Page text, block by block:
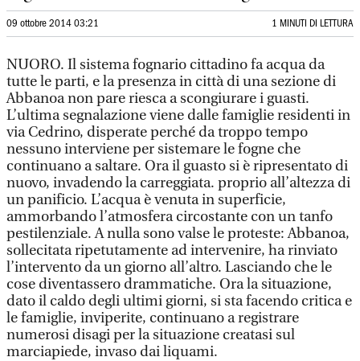
09 ottobre 2014 03:21 1 MINUTI DI LETTURA
NUORO. Il sistema fognario cittadino fa acqua da
tutte le parti, e la presenza in città di una sezione di
Abbanoa non pare riesca a scongiurare i guasti.
L’ultima segnalazione viene dalle famiglie residenti in
via Cedrino, disperate perché da troppo tempo
nessuno interviene per sistemare le fogne che
continuano a saltare. Ora il guasto si è ripresentato di
nuovo, invadendo la carreggiata. proprio all’altezza di
un panificio. L’acqua è venuta in superficie,
ammorbando l’atmosfera circostante con un tanfo
pestilenziale. A nulla sono valse le proteste: Abbanoa,
sollecitata ripetutamente ad intervenire, ha rinviato
l’intervento da un giorno all’altro. Lasciando che le
cose diventassero drammatiche. Ora la situazione,
dato il caldo degli ultimi giorni, si sta facendo critica e
le famiglie, inviperite, continuano a registrare
numerosi disagi per la situazione creatasi sul
marciapiede, invaso dai liquami.